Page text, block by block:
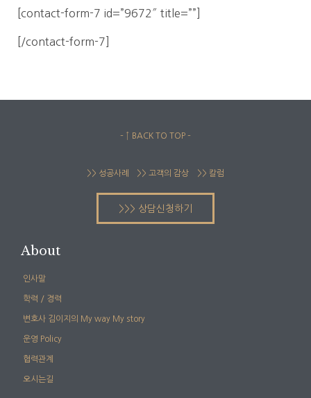
[contact-form-7 id=”9672″ title=””]
[/contact-form-7]
– ↑ BACK TO TOP –
>> 성공사례 >> 고객의 감상 >> 칼럼
>>> 상담신청하기
About
인사말
학력 / 경력
변호사 김이지의 My way My story
운영 Policy
협력관계
오시는길